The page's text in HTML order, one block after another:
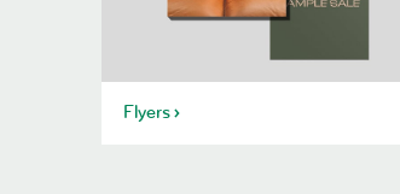
Flyers